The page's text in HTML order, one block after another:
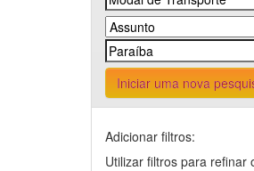
Iniciar uma nova
Adicionar filtros:
Utilizar filtros para refinar